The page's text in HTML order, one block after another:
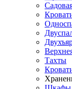
Тахты